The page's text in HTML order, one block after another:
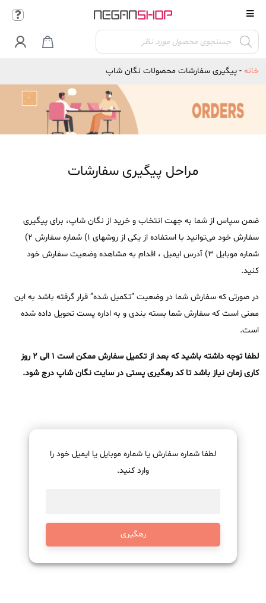
Products
search

خانه - پیگیری سفارشات محصولات نگان شاپ
مراحل پیگیری سفارشات
ضمن سپاس از شما به جهت انتخاب و خرید از نگان شاپ، برای پیگیری
سفارش خود می‌توانید با استفاده از یکی از روشهای ۱) شماره سفارش ۲)
شماره موبایل ۳) آدرس ایمیل ، اقدام به مشاهده وضعیت سفارش خود
کنید.
در صورتی که سفارش شما در وضعیت “تکمیل شده” قرار گرفته باشد به این
معنی است که سفارش شما بسته بندی و به اداره پست تحویل داده شده
است.
لطفا توجه داشته باشید که بعد از تکمیل سفارش ممکن است ۱ الی ۲ روز
کاری زمان نیاز باشد تا کد رهگیری پستی در سایت نگان شاپ درج شود.
لطفا شماره سفارش یا شماره موبایل یا ایمیل خود را
وارد کنید.
رهگیری